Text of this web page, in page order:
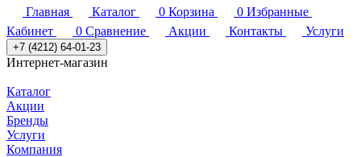
Главная
Каталог 0 Корзина 0 Избранные
Кабинет
0 Сравнение Акции Контакты Услуги
+7 (4212) 64-01-23
Интернет-магазин
Каталог
Акции
Бренды
Услуги
Компания